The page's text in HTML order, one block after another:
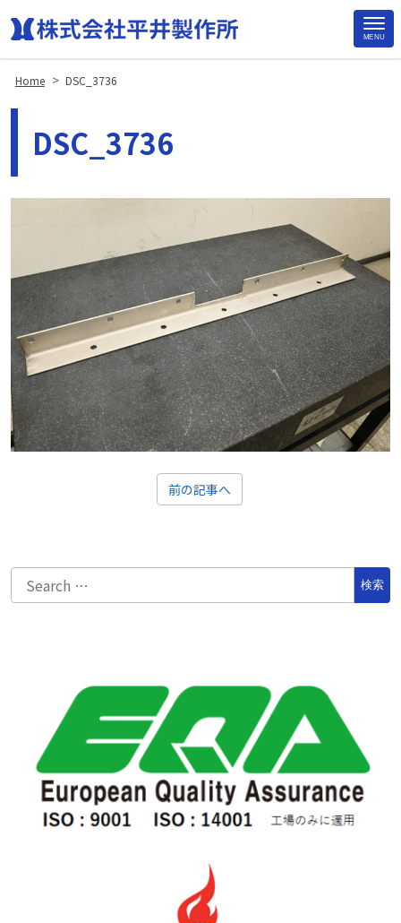
MENU
Home > DSC_3736
DSC_3736
前の記事へ
Site
Footer